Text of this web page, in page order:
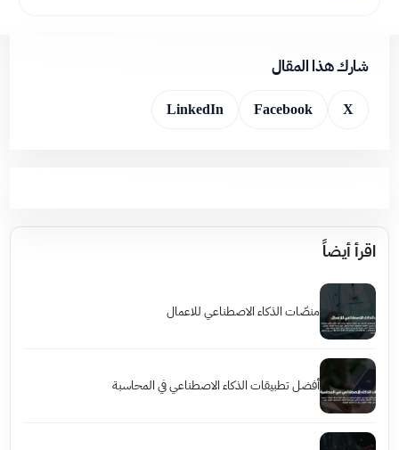
شارك هذا المقال
X
Facebook
LinkedIn
اقرأ أيضاً
منصّات الذكاء الاصطناعي للاعمال
أفضل تطبيقات الذكاء الاصطناعي في المحاسبة